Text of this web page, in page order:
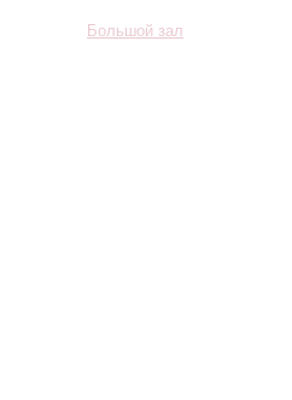
Большой зал